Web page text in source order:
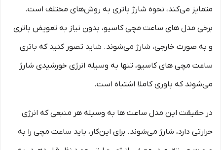
متمایز می‌کند، نحوه شارژ باتری به روش‌های مختلف است.
برخی مدل‌ های ساعت مچی کاسیو، بدون نیاز به تعویض باتری
و به صورت خارجی، شارژ می‌شوند. شاید تصور کنید که باتری
ساعت مچی‌ های کاسیو، تنها به وسیله انرژی خورشیدی شارژ
می‌شوند که باوری کاملا اشتباه است.
در حقیقت این مدل ساعت ها به وسیله هر منبعی که انرژی
حرارتی دارد، شارژ می‌شوند. برای این‌کار، باید ساعت مچی را به